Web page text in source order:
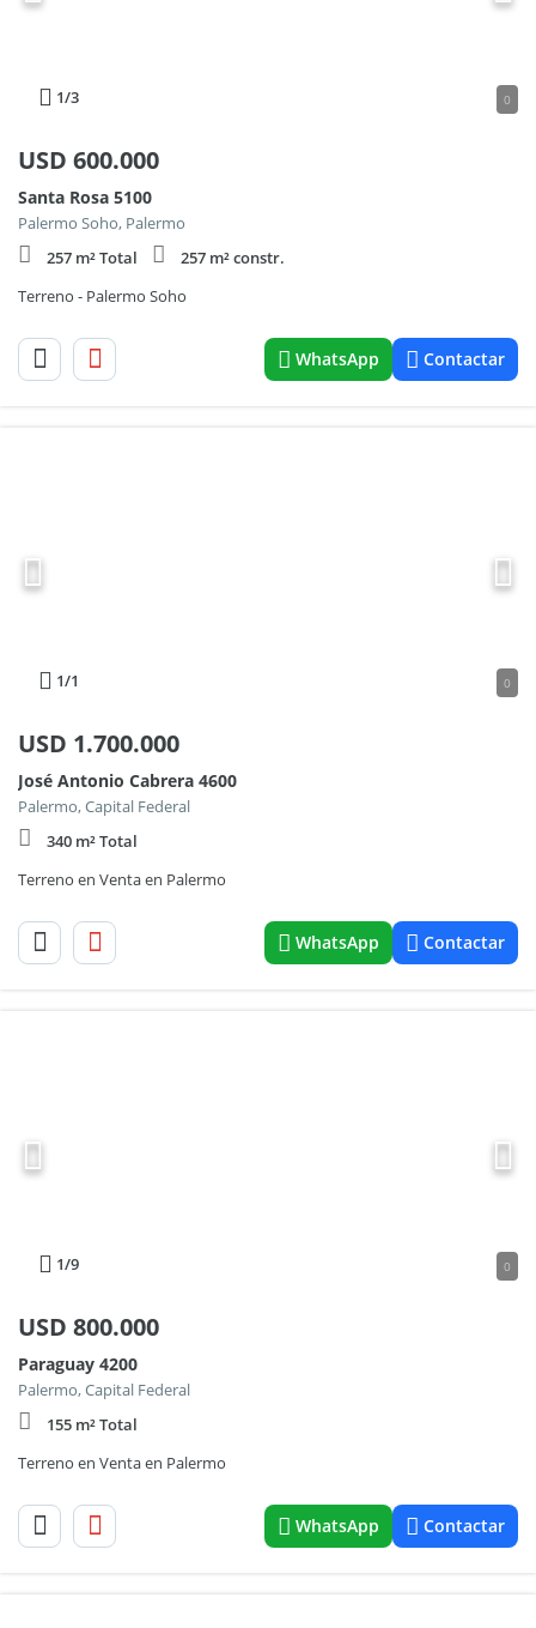
1/3 0
USD 600.000
Santa Rosa 5100
Palermo Soho, Palermo
257 m² Total
257 m² constr.
Terreno - Palermo Soho
WhatsApp Contactar
1/1 0
USD 1.700.000
José Antonio Cabrera 4600
Palermo, Capital Federal
340 m² Total
Terreno en Venta en Palermo
WhatsApp Contactar
1/9 0
USD 800.000
Paraguay 4200
Palermo, Capital Federal
155 m² Total
Terreno en Venta en Palermo
WhatsApp Contactar